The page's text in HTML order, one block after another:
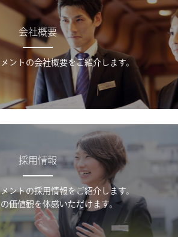
会社概要
ントの会社概要をご紹介します。
採用情報
ントの採用情報をご紹介します。
価値観を体感いただけます。